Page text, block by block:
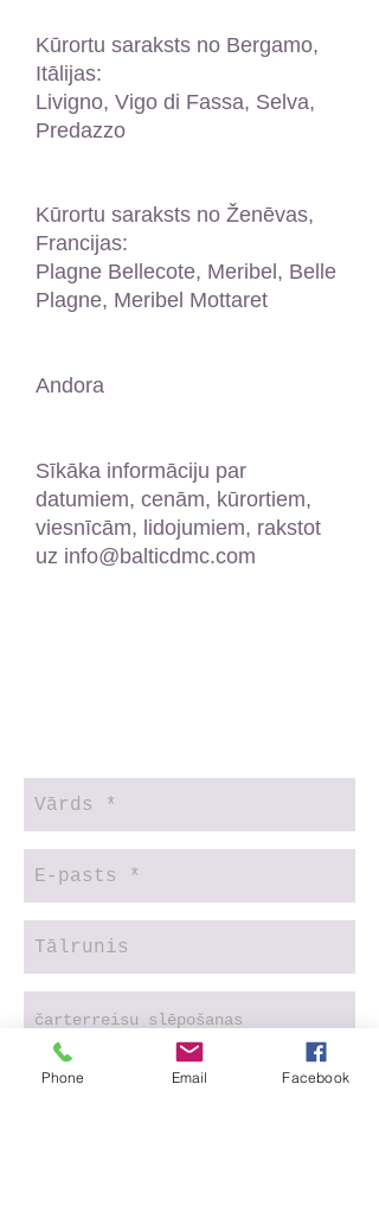
Kūrortu saraksts no Bergamo,
Itālijas:
Livigno, Vigo di Fassa, Selva,
Predazzo
Kūrortu saraksts no Ženēvas,
Francijas:
Plagne Bellecote, Meribel, Belle
Plagne, Meribel Mottaret
Andora
Sīkāka informāciju par
datumiem, cenām, kūrortiem,
viesnīcām, lidojumiem, rakstot
uz info@balticdmc.com
Phone Email Facebook